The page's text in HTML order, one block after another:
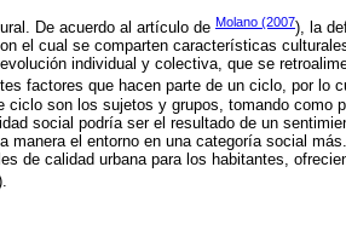
De acuerdo al artículo de Molano (2007), la
el cual se comparten características
individual y colectiva, que se
factores que hacen parte de un ciclo, por lo
son los sujetos y grupos, tomando como
social podría ser el resultado de un
el entorno en una categoría social
de calidad urbana para los habitantes,